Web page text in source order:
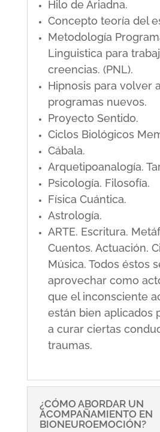
Hilo de Ariadna.
Concepto teoría del
Metodología
Linguistica para
creencias. (PNL).
Hipnosis para volver
programas nuevos.
Proyecto Sentido.
Ciclos Biológicos
Cábala.
Arquetipoanalogía.
Psicología. Filosofía.
Física Cuántica.
Astrología.
ARTE. Escritura.
Cuentos. Actuación.
Música. Todos éstos
aprovechar como
que el inconsciente
están bien aplicados
a curar ciertas
traumas.
¿CÓMO ABORDAR UN
ACOMPAÑAMIENTO EN
BIONEUROEMOCIÓN?